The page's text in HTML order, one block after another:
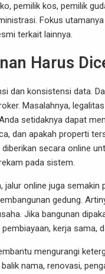
pemilik kos, pemilik
Fokus
terkait lainnya.
Harus
dan konsistensi data.
Masalahnya,
setidaknya dapat
dan apakah properti
secara online
pada sistem.
online juga
gedung.
Jika bangunan
kerja sama,
mengurangi
nama, renovasi,